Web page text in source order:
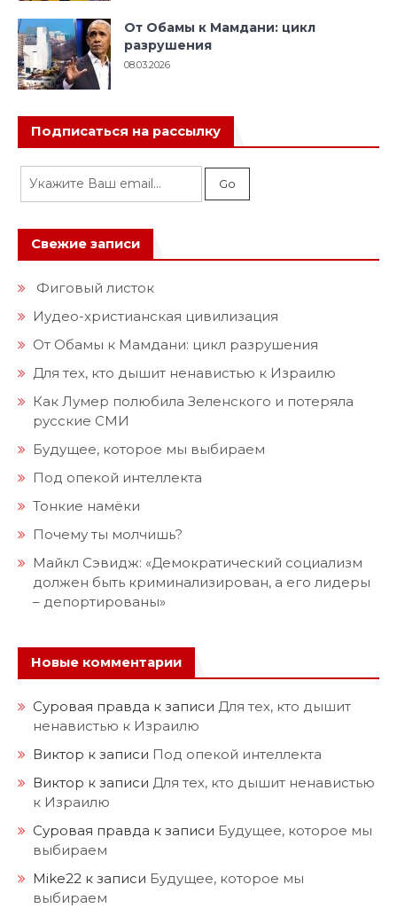
От Обамы к Мамдани: цикл
разрушения
08.03.2026
Подписаться на рассылку
Свежие записи
Фиговый листок
Иудео-христианская цивилизация
От Обамы к Мамдани: цикл разрушения
Для тех, кто дышит ненавистью к Израилю
Как Лумер полюбила Зеленского и потеряла
русские СМИ
Будущее, которое мы выбираем
Под опекой интеллекта
Тонкие намёки
Почему ты молчишь?
Майкл Сэвидж: «Демократический социализм
должен быть криминализирован, а его лидеры
– депортированы»
Новые комментарии
Суровая правда к записи Для тех, кто дышит
ненавистью к Израилю
Виктор к записи Под опекой интеллекта
Виктор к записи Для тех, кто дышит ненавистью
к Израилю
Суровая правда к записи Будущее, которое мы
выбираем
Mike22 к записи Будущее, которое мы
выбираем